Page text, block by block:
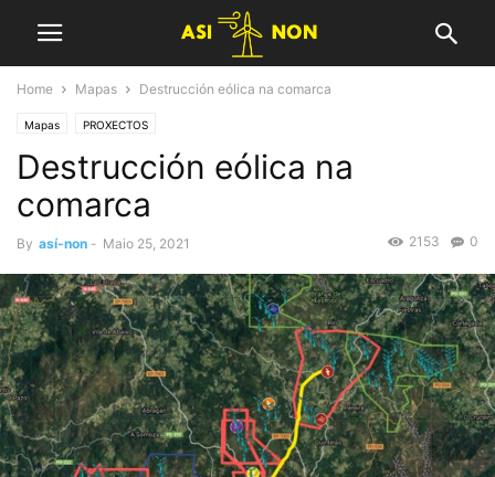
Home Mapas Destrucción eólica na comarca
Mapas PROXECTOS
Destrucción eólica na
comarca
By así-non - Maio 25, 2021 0
2153